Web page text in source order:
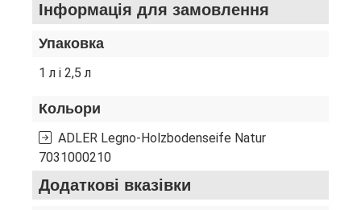
Інформація для замовлення
Упаковка
1 л і 2,5 л
Кольори
ADLER Legno-Holzbodenseife Natur
7031000210
Додаткові вказівки